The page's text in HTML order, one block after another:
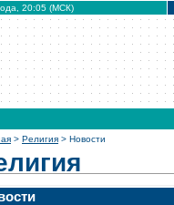
20:05 (МСК)
> Религия > Новости